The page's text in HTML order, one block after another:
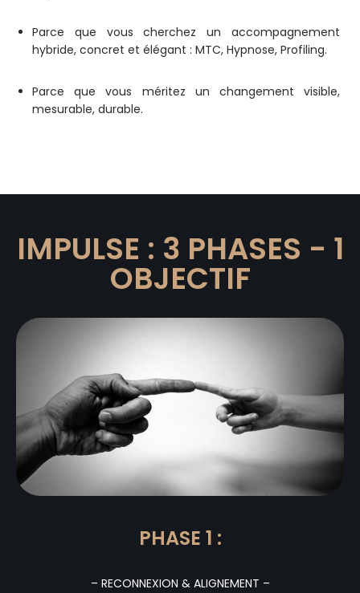
Parce que vous cherchez un accompagnement
hybride, concret et élégant : MTC, Hypnose, Profiling.
Parce que vous méritez un changement visible,
mesurable, durable.
IMPULSE : 3 PHASES - 1
OBJECTIF
PHASE 1 :
– RECONNEXION & ALIGNEMENT –